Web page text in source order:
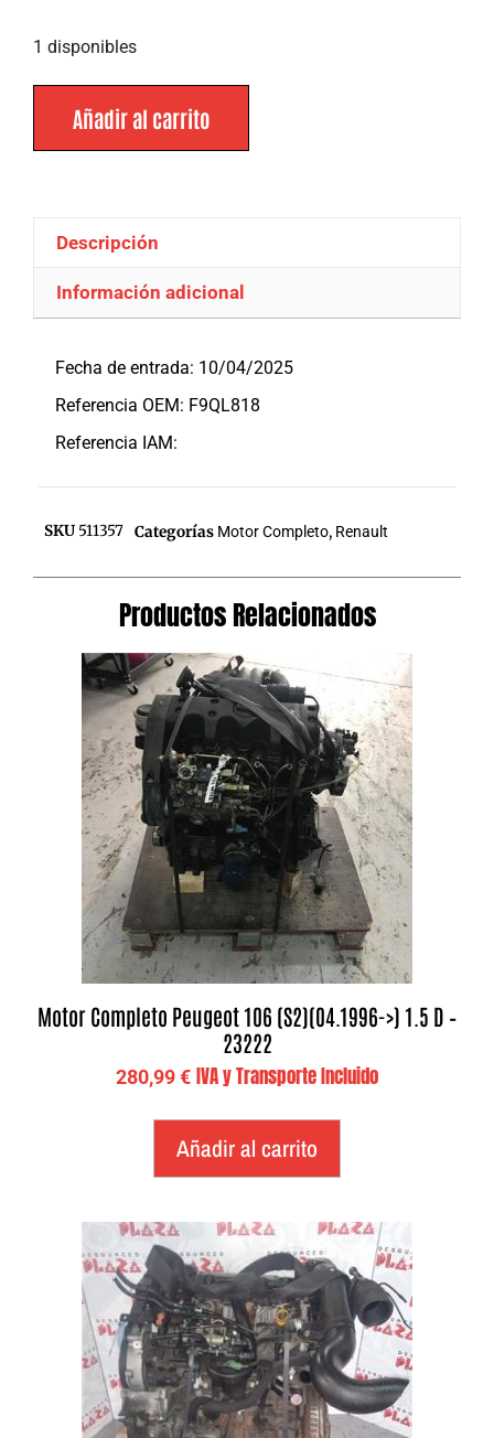
1 disponibles
Añadir al carrito
Descripción
Información adicional
Fecha de entrada: 10/04/2025
Referencia OEM: F9QL818
Referencia IAM:
SKU 511357 Categorías Motor Completo, Renault
Productos Relacionados
Motor Completo Peugeot 106 (S2)(04.1996->) 1.5 D –
23222
280,99€ IVA y Transporte Incluido
Añadir al carrito